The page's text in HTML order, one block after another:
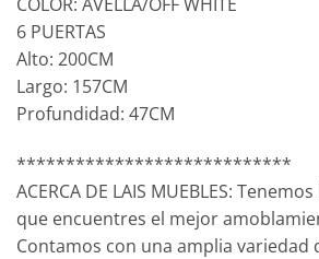
6 PUERTAS
Alto: 200CM
Largo: 157CM
Profundidad: 47CM
****************************
ACERCA DE LAIS MUEBLES:
que encuentres el mejor
Contamos con una amplia variedad